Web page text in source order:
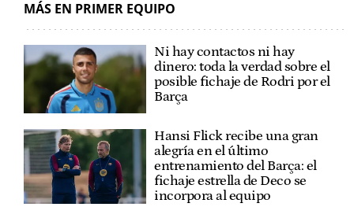
MÁS EN PRIMER EQUIPO
Ni hay contactos ni hay
dinero: toda la verdad sobre el
posible fichaje de Rodri por el
Barça
Hansi Flick recibe una gran
alegría en el último
entrenamiento del Barça: el
fichaje estrella de Deco se
incorpora al equipo